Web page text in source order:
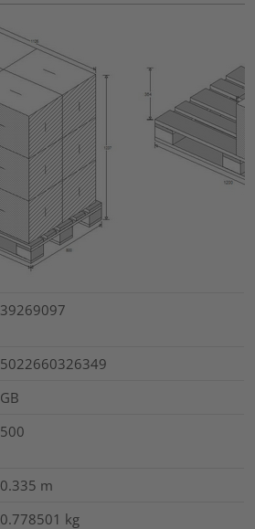
39269097
5022660326349
GB
500
0.335 m
0.778501 kg